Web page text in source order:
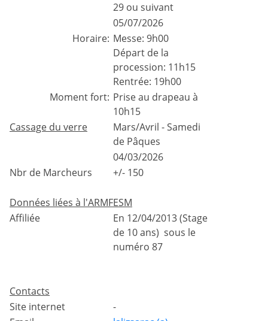
29 ou suivant
05/07/2026
Horaire: Messe: 9h00
Départ de la
procession: 11h15
Rentrée: 19h00
Moment fort: Prise au drapeau à
10h15
Cassage du verre
Mars/Avril - Samedi
de Pâques
04/03/2026
Nbr de Marcheurs
+/- 150
Données liées à l'ARMFESM
Affiliée
En 12/04/2013 (Stage
de 10 ans) sous le
numéro 87
Contacts
Site internet
-